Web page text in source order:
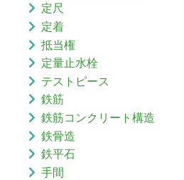
定尺
定着
抵当権
定量止水栓
テストピース
鉄筋
鉄筋コンクリート構造
鉄骨造
鉄平石
手間